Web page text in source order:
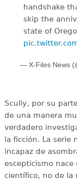
handshake
skip the
state of
— X-Files News
Scully, por su
de una manera
verdadero
la ficción. La serie
incapaz de
escepticismo
científico, no de la